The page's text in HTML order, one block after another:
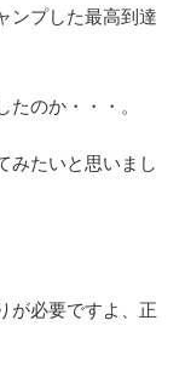
ンプした最高到達
のか・・・。
みたいと思いまし
必要ですよ、正